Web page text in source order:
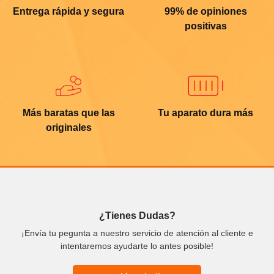
Entrega rápida y segura
99% de opiniones
positivas
Más baratas que las
originales
Tu aparato dura más
¿Tienes Dudas?
¡Envía tu pegunta a nuestro servicio de atención al cliente e
intentaremos ayudarte lo antes posible!